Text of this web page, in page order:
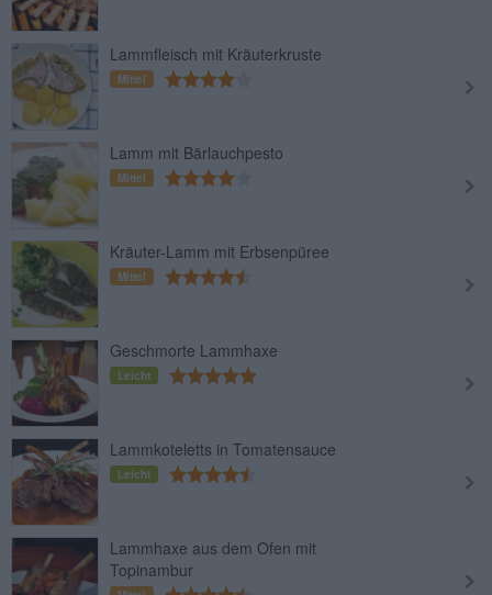
Lammfleisch mit Kräuterkruste
Mittel
Lamm mit Bärlauchpesto
Mittel
Kräuter-Lamm mit Erbsenpüree
Mittel
Geschmorte Lammhaxe
Leicht
Lammkoteletts in Tomatensauce
Leicht
Lammhaxe aus dem Ofen mit
Topinambur